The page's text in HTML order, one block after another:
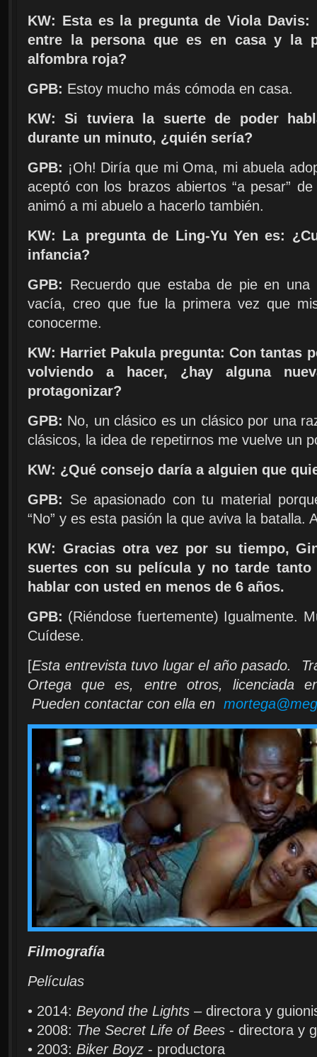
KW: Esta es la pregunta de Viola
entre la persona que es en casa y la
alfombra roja?
GPB: Estoy mucho más cómoda en casa.
KW: Si tuviera la suerte de poder
durante un minuto, ¿quién sería?
GPB: ¡Oh! Diría que mi Oma, mi abuela
aceptó con los brazos abiertos “a pesar”
animó a mi abuelo a hacerlo también.
KW: La pregunta de Ling-Yu Yen es:
infancia?
GPB: Recuerdo que estaba de pie en
vacía, creo que fue la primera vez que
conocerme.
KW: Harriet Pakula pregunta: Con tantas
volviendo a hacer, ¿hay alguna
protagonizar?
GPB: No, un clásico es un clásico por una
clásicos, la idea de repetirnos me vuelve un
KW: ¿Qué consejo daría a alguien que
GPB: Se apasionado con tu material
“No” y es esta pasión la que aviva la batalla.
KW: Gracias otra vez por su tiempo,
suertes con su película y no tarde
hablar con usted en menos de 6 años.
GPB: (Riéndose fuertemente) Igualmente.
Cuídese.
[Esta entrevista tuvo lugar el año pasado.
Ortega que es, entre otros, licenciada
Pueden contactar con ella en
Filmografía
Películas
• 2014: Beyond the Lights – directora y
• 2008: The Secret Life of Bees - directora y
• 2003: Biker Boyz - productora